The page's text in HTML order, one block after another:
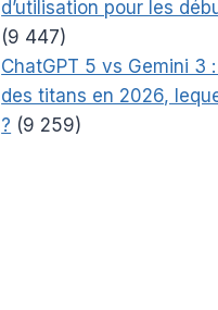
d’utilisation pour les
(9 447)
ChatGPT 5 vs Gemini 3 :
des titans en 2026,
? (9 259)